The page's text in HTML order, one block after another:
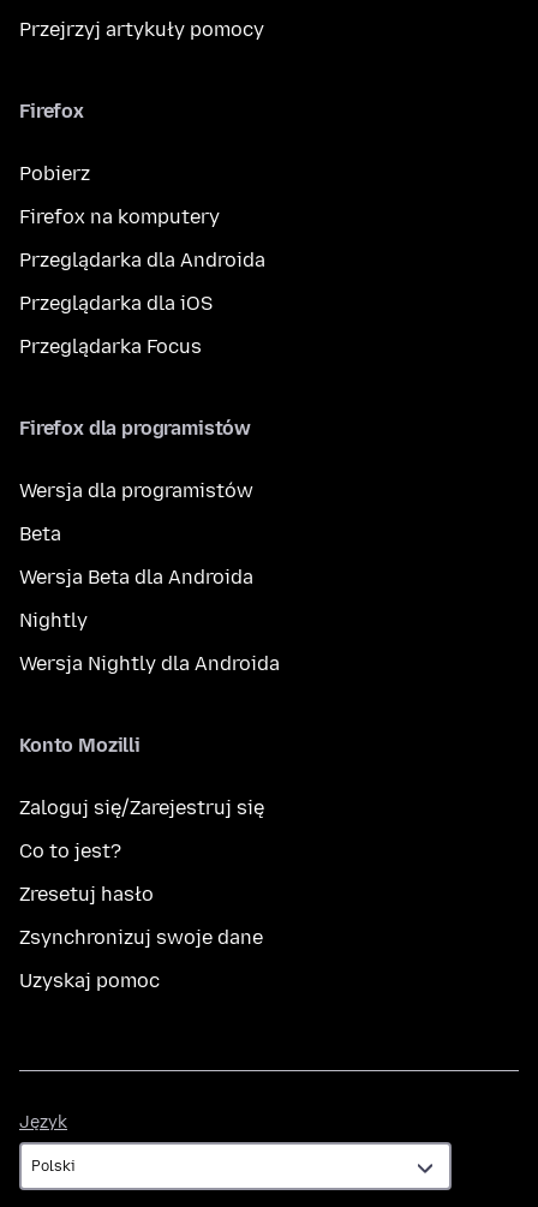
Przejrzyj artykuły pomocy
Firefox
Pobierz
Firefox na komputery
Przeglądarka dla Androida
Przeglądarka dla iOS
Przeglądarka Focus
Firefox dla programistów
Wersja dla programistów
Beta
Wersja Beta dla Androida
Nightly
Wersja Nightly dla Androida
Konto Mozilli
Zaloguj się/Zarejestruj się
Co to jest?
Zresetuj hasło
Zsynchronizuj swoje dane
Uzyskaj pomoc
Język